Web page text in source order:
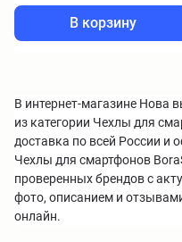
В корзину
В интернет-магазине Нова
из категории Чехлы для
доставка по всей России и
Чехлы для смартфонов
проверенных брендов с
фото, описанием и
онлайн.